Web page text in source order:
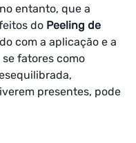
entanto, que a
do Peeling de
com a aplicação e a
fatores como
presentes, pode